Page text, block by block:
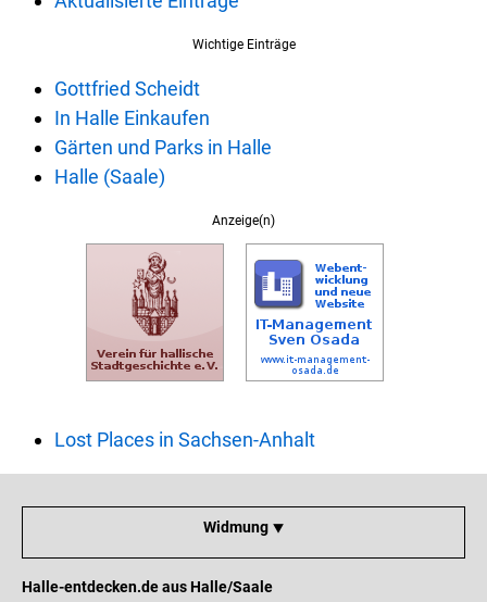
Wichtige Einträge
Gottfried Scheidt
In Halle Einkaufen
Gärten und Parks in Halle
Halle (Saale)
Anzeige(n)
Lost Places in Sachsen-Anhalt
Widmung ⯆
Halle-entdecken.de aus Halle/Saale